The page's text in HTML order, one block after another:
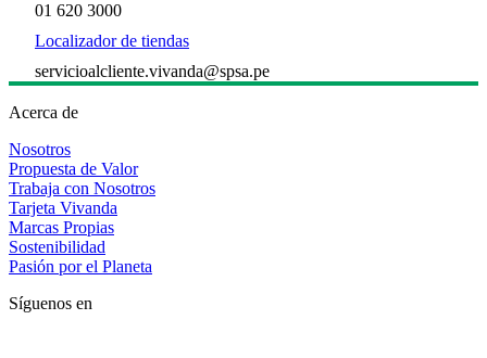
01 620 3000
Localizador de tiendas
servicioalcliente.vivanda@spsa.pe
Acerca de
Nosotros
Propuesta de Valor
Trabaja con Nosotros
Tarjeta Vivanda
Marcas Propias
Sostenibilidad
Pasión por el Planeta
Síguenos en